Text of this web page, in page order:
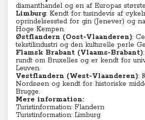
diamanthandel og en af Europas
Limburg: Kendt for tusindevis af
oprindelsessted for gin (Jenever) og
Hoge Kempen.
Østflandern (Oost-Vlaanderen):
tekstilindustri og den kulturelle perle
Flamsk Brabant (Vlaams-Brabant)
rundt om Bruxelles og er kendt for
Leuven.
Vestflandern (West-Vlaanderen):
Nordsøen og kendt for historiske
Brugge.
Mere information:
Turistinformation: Flandern
Turistinformation: Limburg